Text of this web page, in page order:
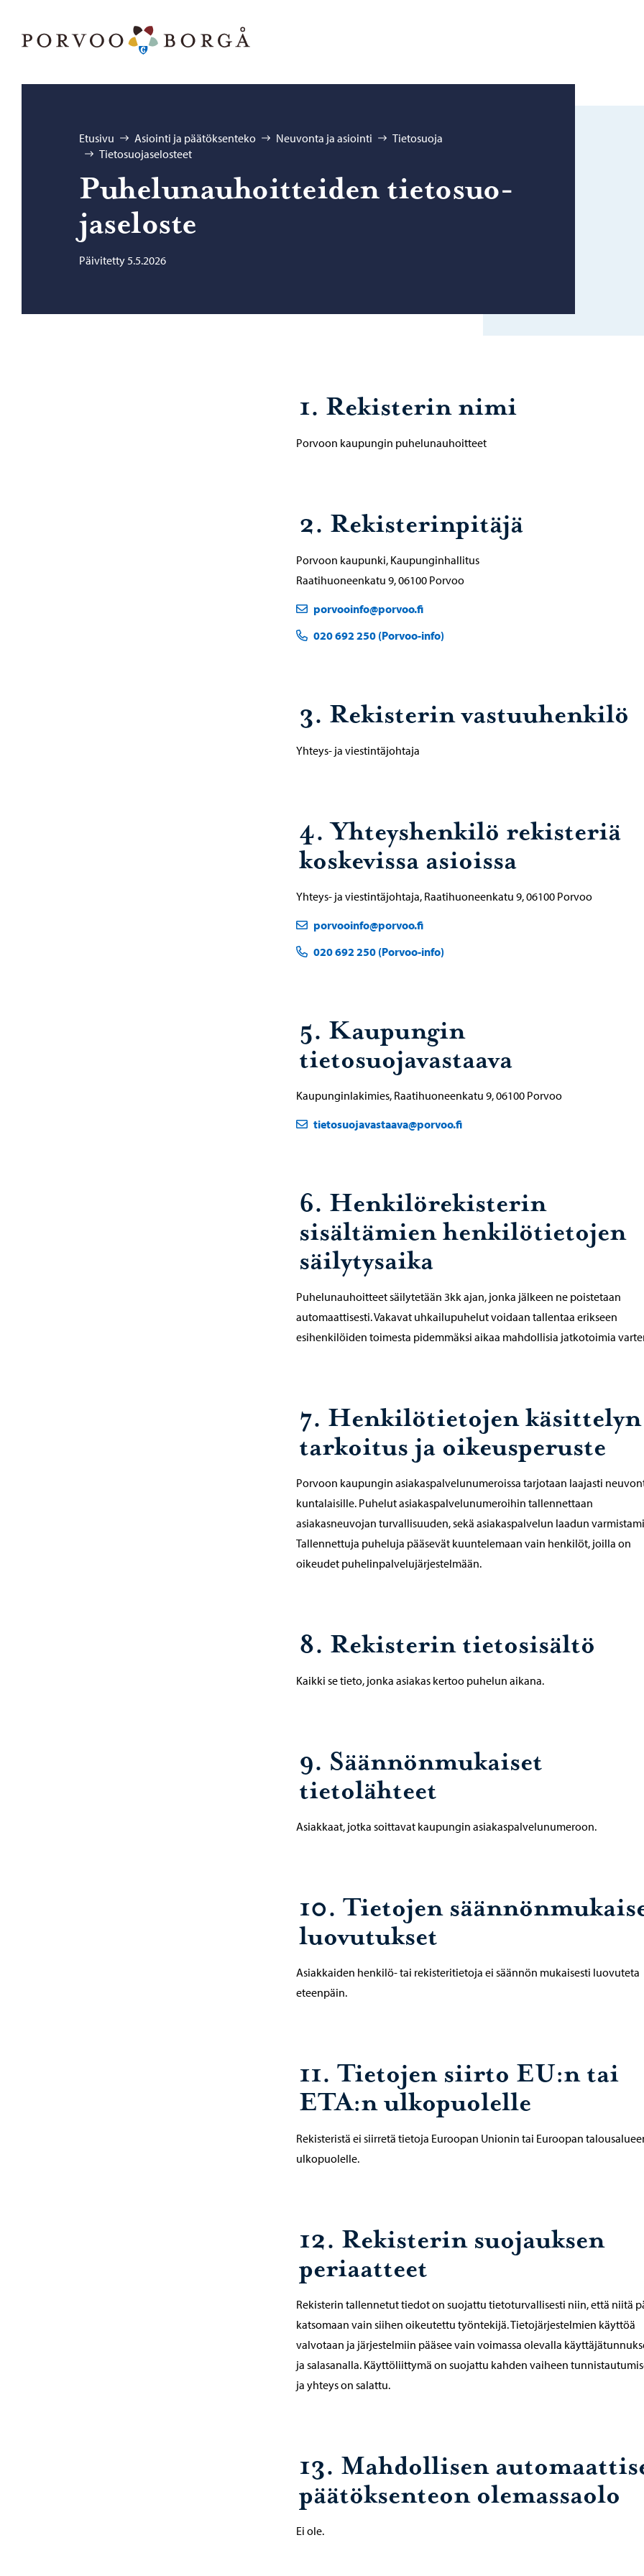
Selaa:
Etusivu Asiointi ja päätöksenteko Neuvonta ja asiointi
Tietosuoja
Tietosuojaselosteet
Pu­he­lu­nau­hoit­tei­den tie­to­suo­
ja­se­los­te
Päivitetty 5.5.2026
1. Rekisterin nimi
Porvoon kaupungin puhelunauhoitteet
2. Rekisterinpitäjä
Porvoon kaupunki, Kaupunginhallitus
Raatihuoneenkatu 9, 06100 Porvoo
porvooinfo@porvoo.fi
020 692 250 (Porvoo-info)
3. Rekisterin vastuuhenkilö
Yhteys- ja viestintäjohtaja
4. Yhteyshenkilö rekisteriä
koskevissa asioissa
Yhteys- ja viestintäjohtaja, Raatihuoneenkatu 9, 06100 Porvoo
porvooinfo@porvoo.fi
020 692 250 (Porvoo-info)
5. Kaupungin
tietosuojavastaava
Kaupunginlakimies, Raatihuoneenkatu 9, 06100 Porvoo
tietosuojavastaava@porvoo.fi
6. Henkilörekisterin
sisältämien henkilötietojen
säilytysaika
Puhelunauhoitteet säilytetään 3kk ajan, jonka jälkeen ne poistetaan
automaattisesti. Vakavat uhkailupuhelut voidaan tallentaa erikseen
esihenkilöiden toimesta pidemmäksi aikaa mahdollisia jatkotoimia
7. Henkilötietojen käsittelyn
tarkoitus ja oikeusperuste
Porvoon kaupungin asiakaspalvelunumeroissa tarjotaan laajasti
kuntalaisille. Puhelut asiakaspalvelunumeroihin tallennettaan
asiakasneuvojan turvallisuuden, sekä asiakaspalvelun laadun
Tallennettuja puheluja pääsevät kuuntelemaan vain henkilöt, joilla on
oikeudet puhelinpalvelujärjestelmään.
8. Rekisterin tietosisältö
Kaikki se tieto, jonka asiakas kertoo puhelun aikana.
9. Säännönmukaiset
tietolähteet
Asiakkaat, jotka soittavat kaupungin asiakaspalvelunumeroon.
10. Tietojen
luovutukset
Asiakkaiden henkilö- tai rekisteritietoja ei säännön mukaisesti luovuteta
eteenpäin.
11. Tietojen siirto EU:n tai
ETA:n ulkopuolelle
Rekisteristä ei siirretä tietoja Euroopan Unionin tai Euroopan
ulkopuolelle.
12. Rekisterin suojauksen
periaatteet
Rekisterin tallennetut tiedot on suojattu tietoturvallisesti niin, että niitä
katsomaan vain siihen oikeutettu työntekijä. Tietojärjestelmien käyttöä
valvotaan ja järjestelmiin pääsee vain voimassa olevalla
ja salasanalla. Käyttöliittymä on suojattu kahden vaiheen
ja yhteys on salattu.
13. Mahdollisen
päätöksenteon olemassaolo
Ei ole.